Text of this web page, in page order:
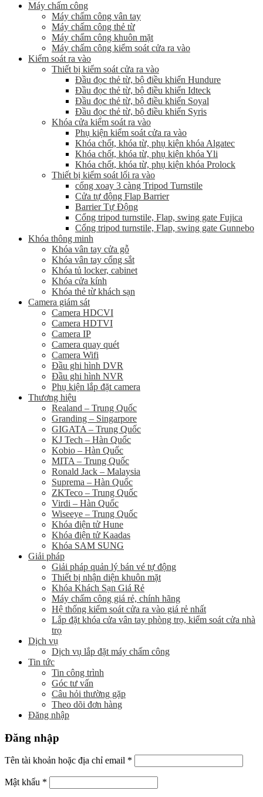
Máy chấm công
Máy chấm công vân tay
Máy chấm công thẻ từ
Máy chấm công khuôn mặt
Máy chấm công kiểm soát cửa ra vào
Kiểm soát ra vào
Thiết bị kiểm soát cửa ra vào
Đầu đọc thẻ từ, bộ điều khiển Hundure
Đầu đọc thẻ từ, bộ điều khiển Idteck
Đầu đọc thẻ từ, bộ điều khiển Soyal
Đầu đọc thẻ từ, bộ điều khiển Syris
Khóa cửa kiểm soát ra vào
Phụ kiện kiểm soát cửa ra vào
Khóa chốt, khóa từ, phụ kiện khóa Algatec
Khóa chốt, khóa từ, phụ kiện khóa Yli
Khóa chốt, khóa từ, phụ kiện khóa Prolock
Thiết bị kiểm soát lối ra vào
cổng xoay 3 càng Tripod Turnstile
Cửa tự động Flap Barrier
Barrier Tự Động
Cổng tripod turnstile, Flap, swing gate Fujica
Cổng tripod turnstile, Flap, swing gate Gunnebo
Khóa thông minh
Khóa vân tay cửa gỗ
Khóa vân tay cổng sắt
Khóa tủ locker, cabinet
Khóa cửa kính
Khóa thẻ từ khách sạn
Camera giám sát
Camera HDCVI
Camera HDTVI
Camera IP
Camera quay quét
Camera Wifi
Đầu ghi hình DVR
Đầu ghi hình NVR
Phụ kiện lắp đặt camera
Thương hiệu
Realand – Trung Quốc
Granding – Singarpore
GIGATA – Trung Quốc
KJ Tech – Hàn Quốc
Kobio – Hàn Quốc
MITA – Trung Quốc
Ronald Jack – Malaysia
Suprema – Hàn Quốc
ZKTeco – Trung Quốc
Virdi – Hàn Quốc
Wiseeye – Trung Quốc
Khóa điện tử Hune
Khóa điện tử Kaadas
Khóa SAM SUNG
Giải pháp
Giải pháp quản lý bán vé tự động
Thiết bị nhận diện khuôn mặt
Khóa Khách Sạn Giá Rẻ
Máy chấm công giá rẻ, chính hãng
Hệ thống kiểm soát cửa ra vào giá rẻ nhất
Lắp đặt khóa cửa vân tay phòng trọ, kiểm soát cửa nhà
trọ
Dịch vụ
Dịch vụ lắp đặt máy chấm công
Tin tức
Tin công trình
Góc tư vấn
Câu hỏi thường gặp
Theo dõi đơn hàng
Đăng nhập
Đăng nhập
Tên tài khoản hoặc địa chỉ email *
Mật khẩu *